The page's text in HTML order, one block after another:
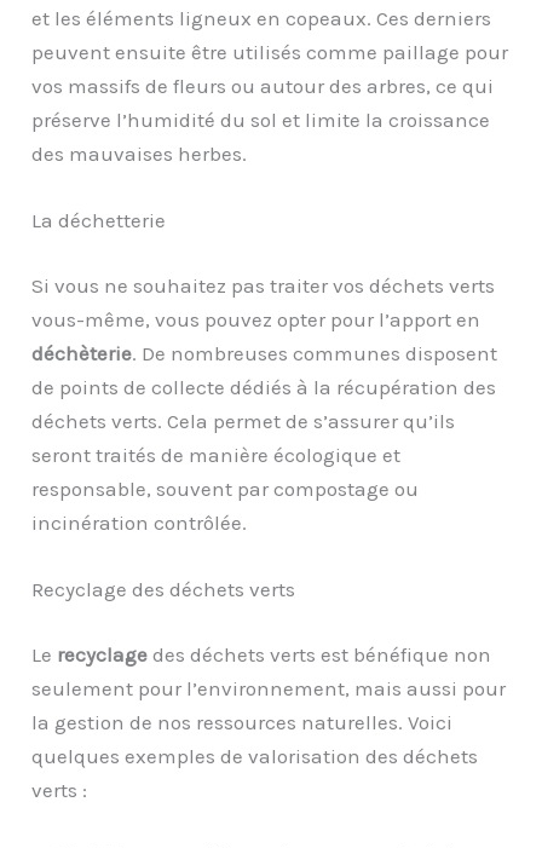
et les éléments ligneux en copeaux. Ces derniers
peuvent ensuite être utilisés comme paillage pour
vos massifs de fleurs ou autour des arbres, ce qui
préserve l’humidité du sol et limite la croissance
des mauvaises herbes.
La déchetterie
Si vous ne souhaitez pas traiter vos déchets verts
vous-même, vous pouvez opter pour l’apport en
déchèterie. De nombreuses communes disposent
de points de collecte dédiés à la récupération des
déchets verts. Cela permet de s’assurer qu’ils
seront traités de manière écologique et
responsable, souvent par compostage ou
incinération contrôlée.
Recyclage des déchets verts
Le recyclage des déchets verts est bénéfique non
seulement pour l’environnement, mais aussi pour
la gestion de nos ressources naturelles. Voici
quelques exemples de valorisation des déchets
verts :